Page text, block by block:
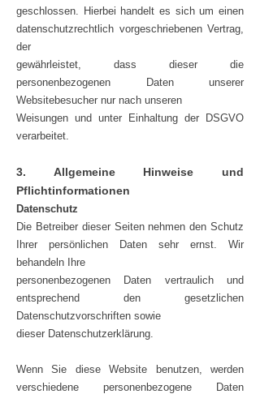
geschlossen. Hierbei handelt es sich um einen
datenschutzrechtlich vorgeschriebenen Vertrag,
der
gewährleistet, dass dieser die
personenbezogenen Daten unserer
Websitebesucher nur nach unseren
Weisungen und unter Einhaltung der DSGVO
verarbeitet.
3. Allgemeine Hinweise und
Pflichtinformationen
Datenschutz
Die Betreiber dieser Seiten nehmen den Schutz
Ihrer persönlichen Daten sehr ernst. Wir
behandeln Ihre
personenbezogenen Daten vertraulich und
entsprechend den gesetzlichen
Datenschutzvorschriften sowie
dieser Datenschutzerklärung.
Wenn Sie diese Website benutzen, werden
verschiedene personenbezogene Daten